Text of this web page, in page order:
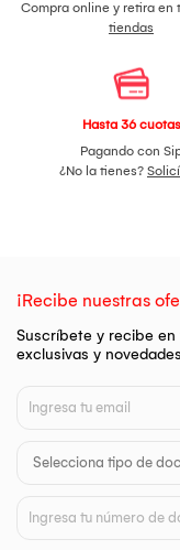
Compra online y retira en
tiendas
Hasta 36 cuotas
Pagando con
¿No la tienes?
¡Recibe nuestras
Suscríbete y recibe
exclusivas y novedades